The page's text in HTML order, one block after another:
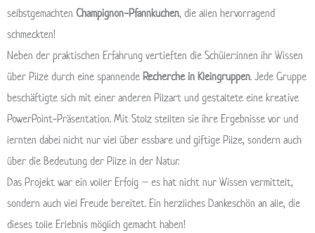
selbstgemachten Champignon-Pfannkuchen, die allen hervorragend
schmeckten!
Neben der praktischen Erfahrung vertieften die Schüler:innen ihr Wissen
über Pilze durch eine spannendeRecherche in Kleingruppen. Jede Gruppe
beschäftigte sich mit einer anderen Pilzart und gestaltete eine kreative
PowerPoint-Präsentation. Mit Stolz stellten sie ihre Ergebnisse vor und
lernten dabei nicht nur viel über essbare und giftige Pilze, sondern auch
über die Bedeutung der Pilze in der Natur.
Das Projekt war ein voller Erfolg – es hat nicht nur Wissen vermittelt,
sondern auch viel Freude bereitet. Ein herzliches Dankeschön an alle, die
dieses tolle Erlebnis möglich gemacht haben!